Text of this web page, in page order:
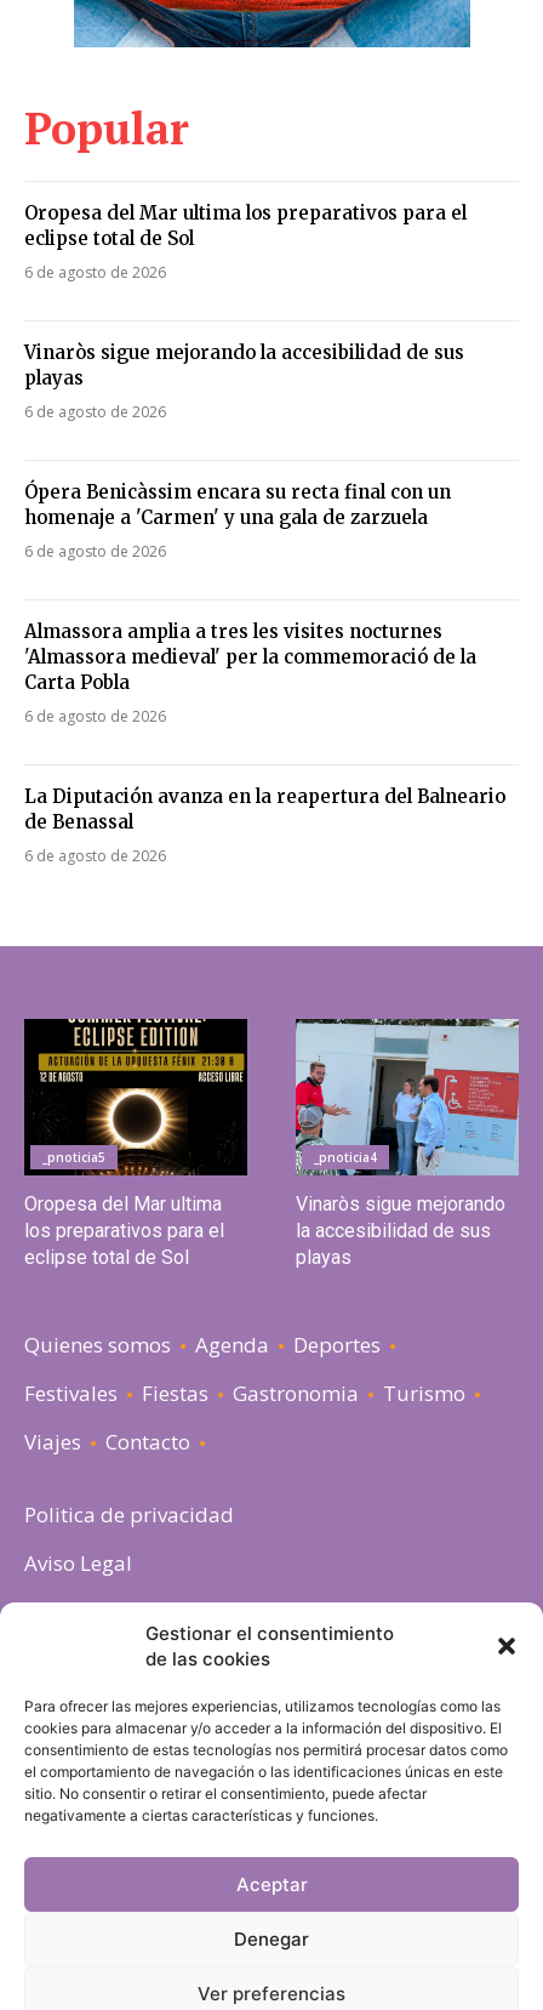
Gestionar el consentimiento
de las cookies
Para ofrecer las mejores experiencias, utilizamos tecnologías como las
cookies para almacenar y/o acceder a la información del dispositivo. El
consentimiento de estas tecnologías nos permitirá procesar datos como
el comportamiento de navegación o las identificaciones únicas en este
sitio. No consentir o retirar el consentimiento, puede afectar
negativamente a ciertas características y funciones.
Aceptar
Denegar
Ver preferencias
Popular
Oropesa del Mar ultima los preparativos para el
eclipse total de Sol
6 de agosto de 2026
Vinaròs sigue mejorando la accesibilidad de sus
playas
6 de agosto de 2026
Ópera Benicàssim encara su recta final con un
homenaje a 'Carmen' y una gala de zarzuela
6 de agosto de 2026
Almassora amplia a tres les visites nocturnes
'Almassora medieval' per la commemoració de la
Carta Pobla
6 de agosto de 2026
La Diputación avanza en la reapertura del Balneario
de Benassal
6 de agosto de 2026
_pnoticia5
Oropesa del Mar ultima
los preparativos para el
eclipse total de Sol
_pnoticia4
Vinaròs sigue mejorando
la accesibilidad de sus
playas
Quienes somos Agenda
Deportes
Festivales
Fiestas Gastronomia
Turismo
Viajes
Contacto
Politica de privacidad
Aviso Legal
Política de cookies